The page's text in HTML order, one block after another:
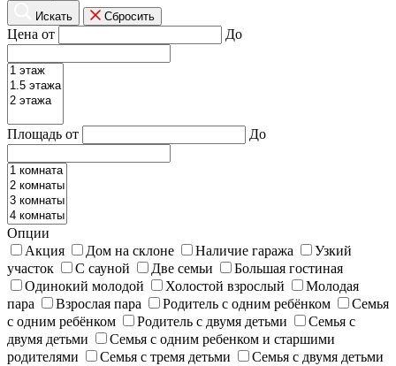
Искать Сбросить
Цена от До
Площадь от До
Опции
Акция
Дом на склоне Наличие гаража
Узкий
участок
С сауной Две семьи
Большая гостиная
Одинокий молодой
Холостой взрослый
Молодая
пара
Взрослая пара Родитель с одним ребёнком
Семья
с одним ребёнком
Родитель с двумя детьми
Семья с
двумя детьми
Семья с одним ребенком и старшими
родителями
Семья с тремя детьми
Семья с двумя детьми